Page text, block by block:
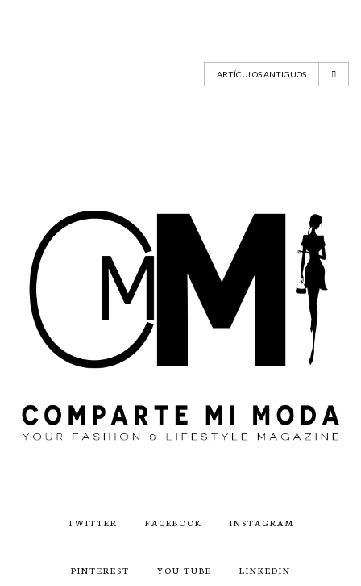
ARTÍCULOS ANTIGUOS
TWITTER FACEBOOK INSTAGRAM
PINTEREST YOU TUBE LINKEDIN